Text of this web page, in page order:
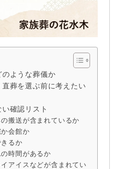
のような葬儀か
葬を選ぶ前に考えたい
確認リスト
搬送が含まれているか
会館か
るか
時間があるか
アイスなどが含まれてい